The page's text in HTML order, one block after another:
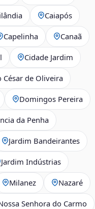
Caiapós
Capelinha Canaã
Cidade Jardim
César de Oliveira
Domingos Pereira
da Penha
Jardim Bandeirantes
Jardim Indústrias
Milanez Nazaré
Senhora do Carmo